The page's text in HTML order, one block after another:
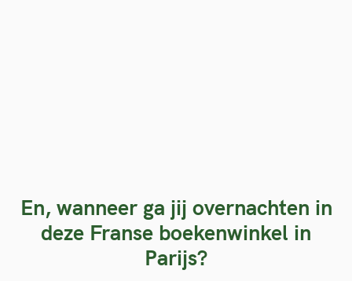
En, wanneer ga jij overnachten in
deze Franse boekenwinkel in
Parijs?